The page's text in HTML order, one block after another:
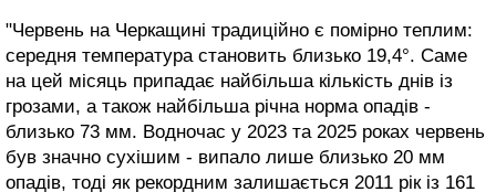
"Червень на Черкащині традиційно є помірно теплим:
середня температура становить близько 19,4°. Саме
на цей місяць припадає найбільша кількість днів із
грозами, а також найбільша річна норма опадів -
близько 73 мм. Водночас у 2023 та 2025 роках червень
був значно сухішим - випало лише близько 20 мм
опадів, тоді як рекордним залишається 2011 рік із 161